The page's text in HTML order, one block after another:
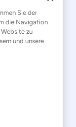
Sklaverei
der Website
Sie der
die Navigation
zu
und unsere